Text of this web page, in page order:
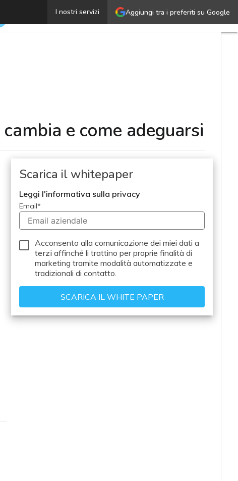
Aggiungi tra i preferiti su Google
I nostri servizi
Digitalizzazione dei processi doganali extra UE: cosa
e come adeguarsi
Scarica il whitepaper
Leggi l'informativa sulla privacy
Email*
Acconsento alla comunicazione dei miei dati a
terzi affinché li trattino per proprie finalità di
marketing tramite modalità automatizzate e
tradizionali di contatto.